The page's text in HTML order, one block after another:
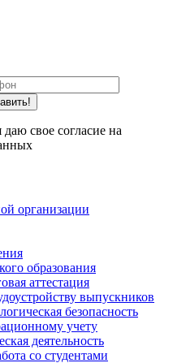
свое согласие на
организации
образования
аттестация
выпускников
безопасность
учету
деятельность
со студентами